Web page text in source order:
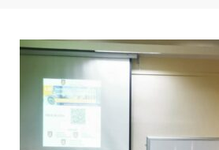
VINCULACIÓN CON EL MEDIO
INTERNACIONAL